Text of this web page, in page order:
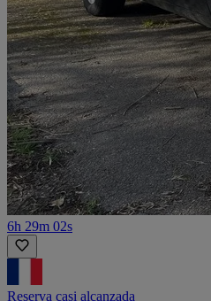
6h 29m 02s
Reserva casi alcanzada